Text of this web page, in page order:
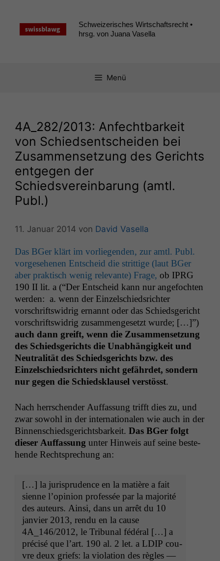
springen
Schweizerisches Wirtschaftsrecht •
hrsg. von Juana Vasella
Menü
4A_282/2013: Anfechtbarkeit
von Schiedsentscheiden bei
Zusammensetzung des Gerichts
entgegen der
Schiedsvereinbarung (amtl.
Publ.)
11. Januar 2014 von David Vasella
Das BGer klärt im vor­liegen­den, zur amtl. Publ.
vorge­se­henen Entscheid die strit­tige (laut BGer
aber prak­tisch wenig rel­e­vante) Frage, ob IPRG
190 II lit. a (“Der Entscheid kann nur ange­focht­en
wer­den: a. wenn der Einzelschied­srichter
vorschriftswidrig ernan­nt oder das Schieds­gericht
vorschriftswidrig zusam­menge­set­zt wurde; […]”)
auch dann greift, wenn die Zusam­menset­zung
des Schieds­gerichts die Unab­hängigkeit und
Neu­tral­ität des Schieds­gerichts bzw. des
Einzelschied­srichters nicht gefährdet, son­dern
nur gegen die Schied­sklausel ver­stösst.
Nach herrschen­der Auf­fas­sung trifft dies zu, und
zwar sowohl in der inter­na­tionalen wie auch in der
Bin­nen­schieds­gerichts­barkeit. Das BGer fol­gt
dieser Auf­fas­sung unter Hin­weis auf seine beste­
hende Recht­sprechung an:
[…] la jurispru­dence en la matière a fait
sienne l’opin­ion pro­fessée par la majorité
des auteurs. Ain­si, dans un arrêt du 10
jan­vi­er 2013, ren­du en la cause
4A_146/2012, le Tri­bunal fédéral […] a
pré­cisé que l’art. 190 al. 2 let. a LDIP cou­
vre deux griefs: la vio­la­tion des règles —